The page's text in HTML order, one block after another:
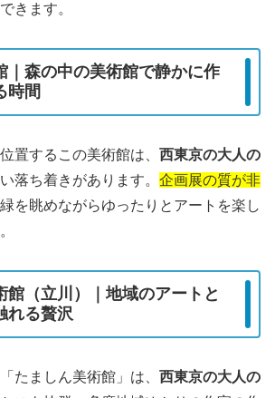
きます。
｜森の中の美術館で静かに作
時間
置するこの美術館は、 西東京の大人の
落ち着きがあります。 企画展の質が非
緑を眺めながらゆったりとアートを楽し
館（立川）｜地域のアートと
れる贅沢
たましん美術館」は、 西東京の大人の